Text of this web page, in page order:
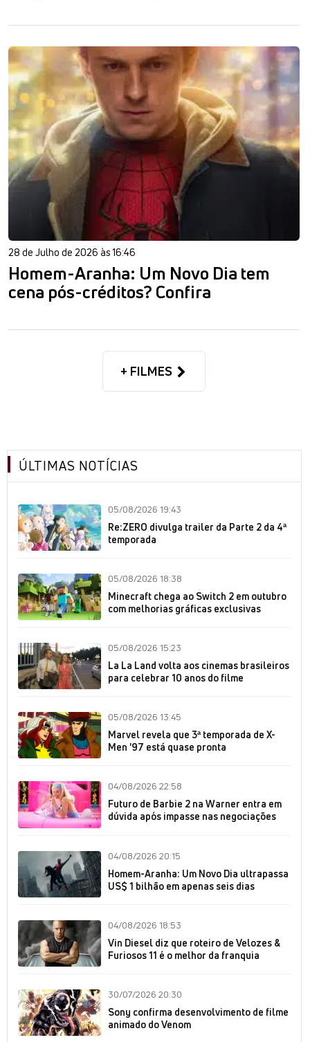
28 de Julho de 2026 às 16:46
Homem-Aranha: Um Novo Dia tem
cena pós-créditos? Confira
+ FILMES
ÚLTIMAS NOTÍCIAS
05/08/2026 19:43
Re:ZERO divulga trailer da Parte 2 da 4ª
temporada
05/08/2026 18:38
Minecraft chega ao Switch 2 em outubro
com melhorias gráficas exclusivas
05/08/2026 15:23
La La Land volta aos cinemas brasileiros
para celebrar 10 anos do filme
05/08/2026 13:45
Marvel revela que 3ª temporada de X-
Men '97 está quase pronta
04/08/2026 22:58
Futuro de Barbie 2 na Warner entra em
dúvida após impasse nas negociações
04/08/2026 20:15
Homem-Aranha: Um Novo Dia ultrapassa
US$ 1 bilhão em apenas seis dias
04/08/2026 18:53
Vin Diesel diz que roteiro de Velozes &
Furiosos 11 é o melhor da franquia
30/07/2026 20:30
Sony confirma desenvolvimento de filme
animado do Venom